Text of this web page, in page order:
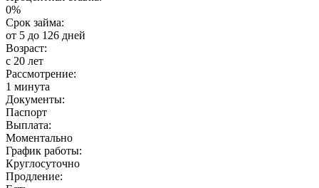
0%
Срок займа:
от 5 до 126 дней
Возраст:
с 20 лет
Рассмотрение:
1 минута
Документы:
Паспорт
Выплата:
Моментально
График работы:
Круглосуточно
Продление: